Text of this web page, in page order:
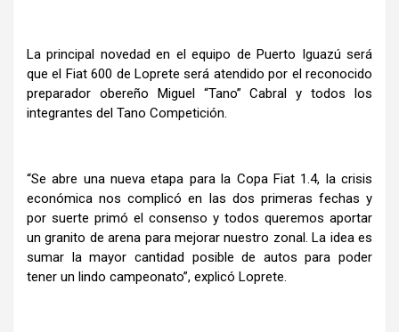
La principal novedad en el equipo de Puerto Iguazú será
que el Fiat 600 de Loprete será atendido por el reconocido
preparador obereño Miguel “Tano” Cabral y todos los
integrantes del Tano Competición.
“Se abre una nueva etapa para la Copa Fiat 1.4, la crisis
económica nos complicó en las dos primeras fechas y
por suerte primó el consenso y todos queremos aportar
un granito de arena para mejorar nuestro zonal. La idea es
sumar la mayor cantidad posible de autos para poder
tener un lindo campeonato”, explicó Loprete.